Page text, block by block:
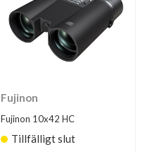
Fujinon
Fujinon 10x42 HC
Tillfälligt slut